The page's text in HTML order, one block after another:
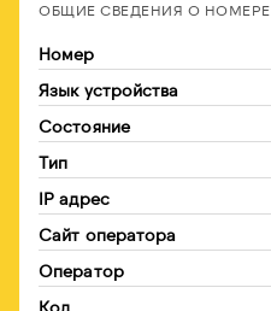
ОБЩИЕ СВЕДЕНИЯ О НОМЕРЕ
Номер
Язык устройства
Состояние
Тип
IP адрес
Сайт оператора
Оператор
Код